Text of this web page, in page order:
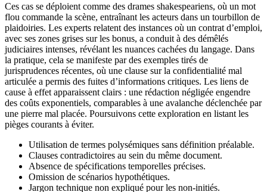
Ces cas se déploient comme des drames shakespeariens, où un mot
flou commande la scène, entraînant les acteurs dans un tourbillon de
plaidoiries. Les experts relatent des instances où un contrat d’emploi,
avec ses zones grises sur les bonus, a conduit à des démêlés
judiciaires intenses, révélant les nuances cachées du langage. Dans
la pratique, cela se manifeste par des exemples tirés de
jurisprudences récentes, où une clause sur la confidentialité mal
articulée a permis des fuites d’informations critiques. Les liens de
cause à effet apparaissent clairs : une rédaction négligée engendre
des coûts exponentiels, comparables à une avalanche déclenchée par
une pierre mal placée. Poursuivons cette exploration en listant les
pièges courants à éviter.
Utilisation de termes polysémiques sans définition préalable.
Clauses contradictoires au sein du même document.
Absence de spécifications temporelles précises.
Omission de scénarios hypothétiques.
Jargon technique non expliqué pour les non-initiés.